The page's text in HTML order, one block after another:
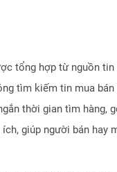
tổng hợp từ nguồn tin
tìm kiếm tin mua bán
thời gian tìm hàng,
giúp người bán hay